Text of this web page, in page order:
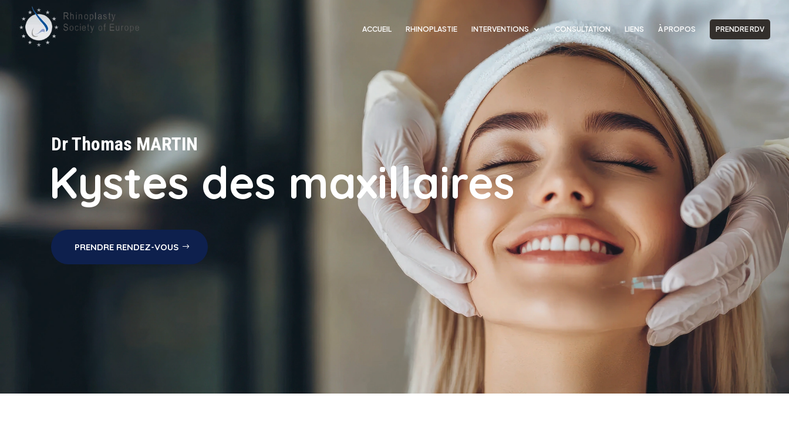
ACCUEIL RHINOPLASTIE INTERVENTIONS CONSULTATION LIENS À PROPOS PRENDRE RDV
Dr Thomas MARTIN
Kystes des maxillaires
PRENDRE RENDEZ-VOUS